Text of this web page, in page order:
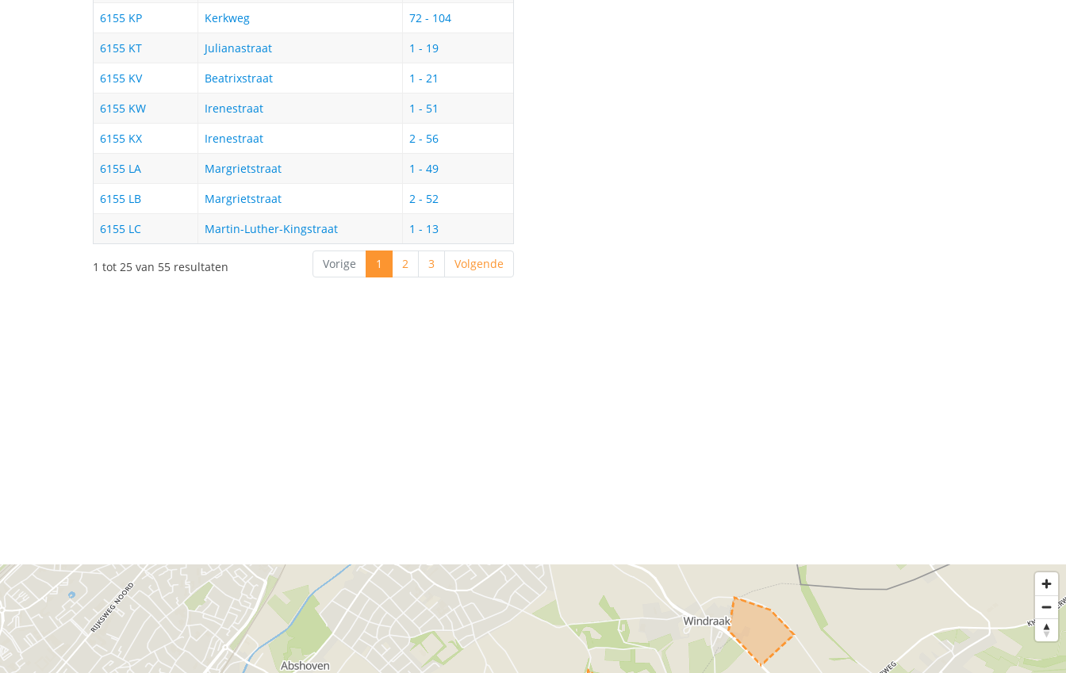
6155 KP
Kerkweg
72 - 104
6155 KT
Julianastraat
1 - 19
6155 KV
Beatrixstraat
1 - 21
6155 KW
Irenestraat
1 - 51
6155 KX
Irenestraat
2 - 56
6155 LA
Margrietstraat
1 - 49
6155 LB
Margrietstraat
2 - 52
6155 LC
Martin-Luther-Kingstraat 1 - 13
1 tot 25 van 55 resultaten Vorige 1 2 3 Volgende